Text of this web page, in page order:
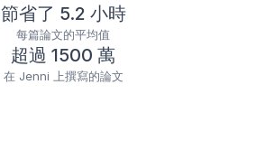
節省了 5.2 小時
每篇論文的平均值
超過 1500 萬
在 Jenni 上撰寫的論文